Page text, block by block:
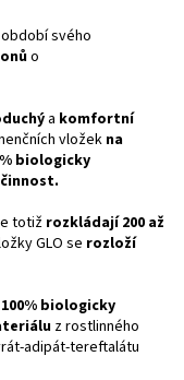
svého
o
a komfortní
vložek na
biologicky
totižrozkládají 200 až
GLO se rozloží
biologicky
z rostlinného
adipát-tereftalátu